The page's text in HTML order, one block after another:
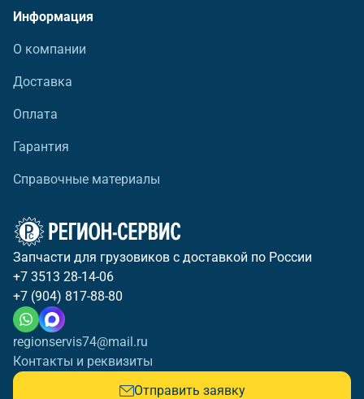
Информация
О компании
Доставка
Оплата
Гарантия
Справочные материалы
Запчасти для грузовиков с доставкой по России
+7 3513 28-14-06
+7 (904) 817-88-80
regionservis74@mail.ru
Контакты и реквизиты
Отправить заявку